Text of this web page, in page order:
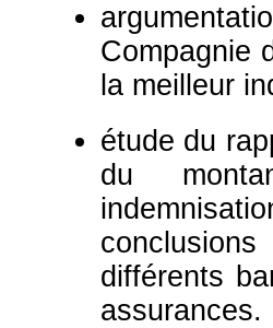
Compagnie
la meilleur
étude du
du
différents
assurances.